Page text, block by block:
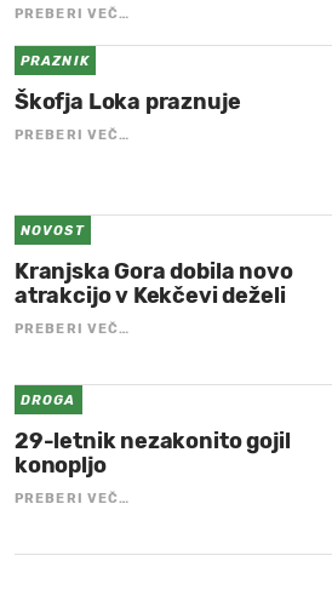
PREBERI VEČ…
PRAZNIK
Škofja Loka praznuje
PREBERI VEČ…
NOVOST
Kranjska Gora dobila novo
atrakcijo v Kekčevi deželi
PREBERI VEČ…
DROGA
29-letnik nezakonito gojil
konopljo
PREBERI VEČ…